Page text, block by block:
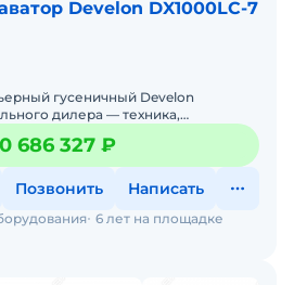
Develon DX1000LC-7
гусеничный Develon
с гарантиями и полным
686 327 ₽
Позвонить Написать
6 лет на площадке